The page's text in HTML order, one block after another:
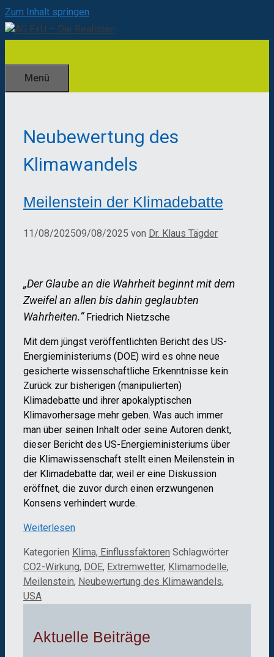
Zum Inhalt springen
Menü
Neubewertung des
Klimawandels
Meilenstein der Klimadebatte
11/08/202509/08/2025 von Dr. Klaus Tägder
„Der Glaube an die Wahrheit beginnt mit dem
Zweifel an allen bis dahin geglaubten
Wahrheiten.“ Friedrich Nietzsche
Mit dem jüngst veröffentlichten Bericht des US-
Energieministeriums (DOE) wird es ohne neue
gesicherte wissenschaftliche Erkenntnisse kein
Zurück zur bisherigen (manipulierten)
Klimadebatte und ihrer apokalyptischen
Klimavorhersage mehr geben. Was auch immer
man über seinen Inhalt oder seine Autoren denkt,
dieser Bericht des US-Energieministeriums über
die Klimawissenschaft stellt einen Meilenstein in
der Klimadebatte dar, weil er eine Diskussion
eröffnet, die zuvor durch einen erzwungenen
Konsens verhindert wurde.
Weiterlesen
Kategorien Klima, Einflussfaktoren Schlagwörter
CO2-Wirkung, DOE, Extremwetter, Klimamodelle,
Meilenstein, Neubewertung des Klimawandels,
USA
Aktuelle Beiträge